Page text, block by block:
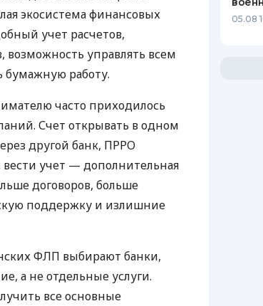
экосистема финансовых
учет расчетов,
возможность управлять всем
работу.
часто приходилось
Счет открывать в одном
другой банк, ПРРО
вести учет — дополнительная
договоров, больше
поддержку и излишние
ФЛП выбирают банки,
а не отдельные услуги.
все основные
05.08